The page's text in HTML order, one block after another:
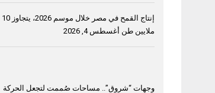
إنتاج القمح في مصر خلال موسم 2026، يتجاوز 10
ملايين طن أغسطس 4, 2026
وجهات “شروق”.. مساحات صُممت لتجعل الحركة